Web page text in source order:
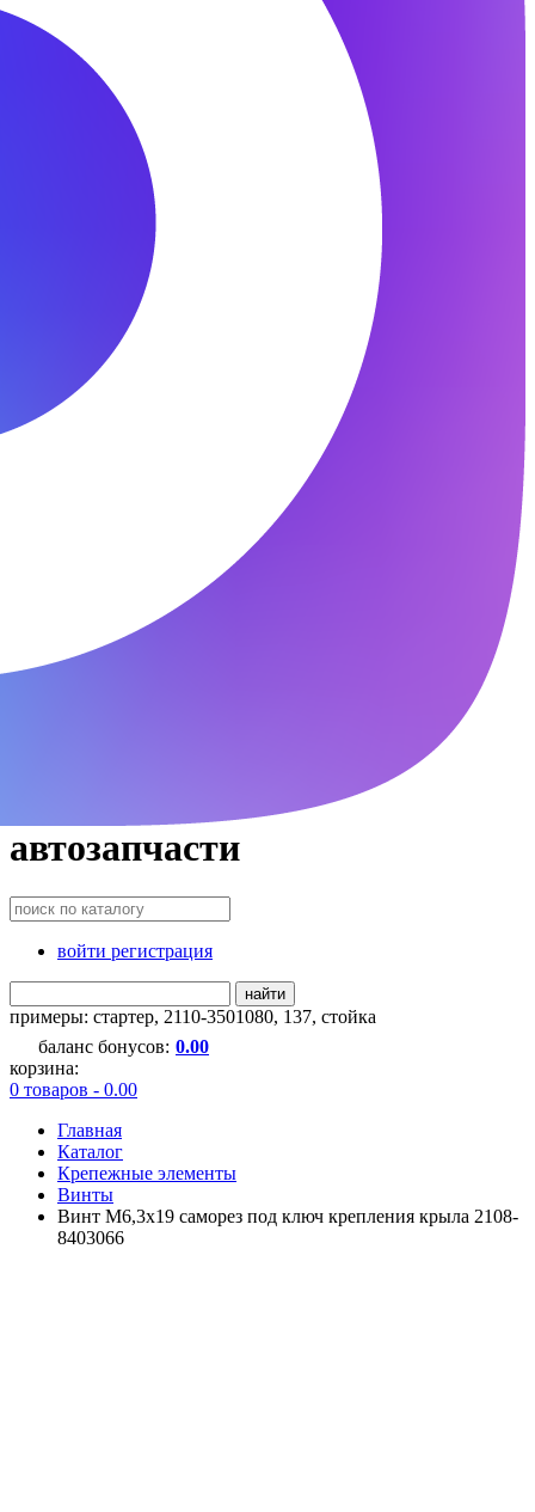
автозапчасти
войти регистрация
найти
примеры: стартер, 2110-3501080, 137, стойка
баланс бонусов: 0.00
корзина:
0 товаров - 0.00
Главная
Каталог
Крепежные элементы
Винты
Винт М6,3х19 саморез под ключ крепления крыла 2108-
8403066